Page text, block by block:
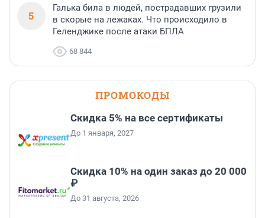
5
Галька била в людей, пострадавших грузили
в скорые на лежаках. Что происходило в
Геленджике после атаки БПЛА
68 844
ПРОМОКОДЫ
Скидка 5% на все сертификаты
До 1 января, 2027
Скидка 10% на один заказ до 20 000
₽
До 31 августа, 2026